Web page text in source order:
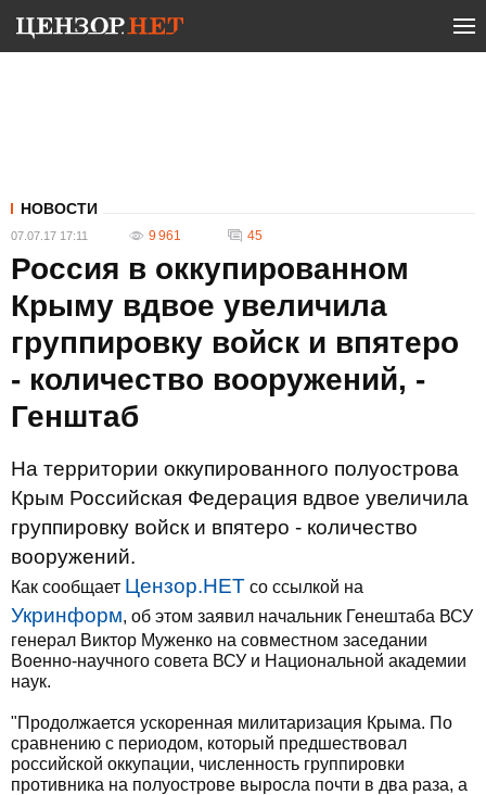
НОВОСТИ
07.07.17 17:11 9 961 45
Россия в оккупированном
Крыму вдвое увеличила
группировку войск и впятеро
- количество вооружений, -
Генштаб
На территории оккупированного полуострова
Крым Российская Федерация вдвое увеличила
группировку войск и впятеро - количество
вооружений.
Как сообщает Цензор.НЕТ со ссылкой на
Укринформ, об этом заявил начальник Генештаба ВСУ
генерал Виктор Муженко на совместном заседании
Военно-научного совета ВСУ и Национальной академии
наук.
"Продолжается ускоренная милитаризация Крыма. По
сравнению с периодом, который предшествовал
российской оккупации, численность группировки
противника на полуострове выросла почти в два раза, а